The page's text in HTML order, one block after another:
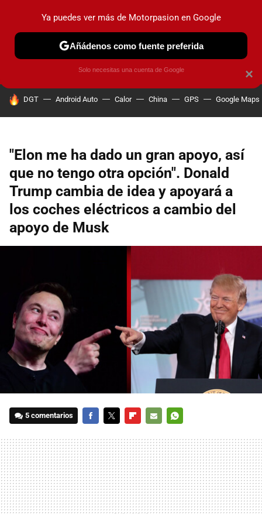
PRUEBAS COCHES ELÉCTRICOS OBSERVATORIO
HOY SE HABLA DE
DGT Android Auto Calor China GPS Google Maps
"Elon me ha dado un gran apoyo, así
que no tengo otra opción". Donald
Trump cambia de idea y apoyará a
los coches eléctricos a cambio del
apoyo de Musk
5 comentarios
MAIL
×
Ya puedes ver más de Motorpasion en Google
Añádenos como fuente preferida
Solo necesitas una cuenta de Google